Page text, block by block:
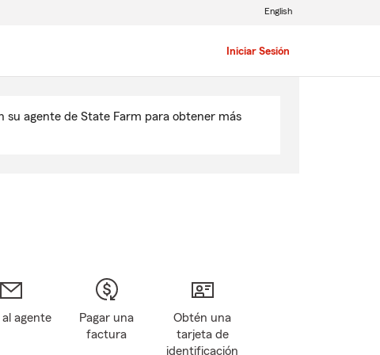
Iniciar Sesión
English
su agente de State Farm para obtener más
al agente
Pagar una
factura
Obtén una
tarjeta de
identificación